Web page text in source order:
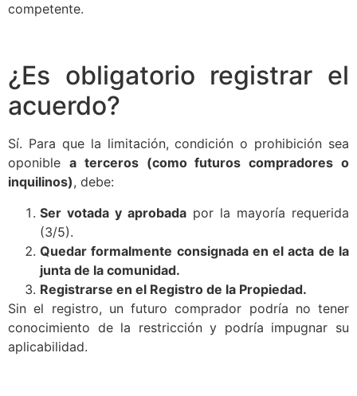
competente.
¿Es obligatorio registrar el
acuerdo?
Sí. Para que la limitación, condición o prohibición sea
oponible a terceros (como futuros compradores o
inquilinos), debe:
Ser votada y aprobada por la mayoría requerida
(3/5).
Quedar formalmente consignada en el acta de la
junta de la comunidad.
Registrarse en el Registro de la Propiedad.
Sin el registro, un futuro comprador podría no tener
conocimiento de la restricción y podría impugnar su
aplicabilidad.